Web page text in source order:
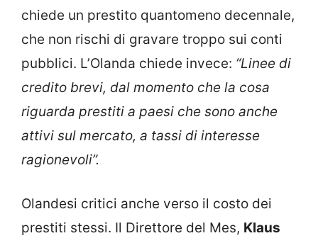
chiede un prestito quantomeno decennale,
che non rischi di gravare troppo sui conti
pubblici. L’Olanda chiede invece: “Linee di
credito brevi, dal momento che la cosa
riguarda prestiti a paesi che sono anche
attivi sul mercato, a tassi di interesse
ragionevoli”.
Olandesi critici anche verso il costo dei
prestiti stessi. Il Direttore del Mes, Klaus